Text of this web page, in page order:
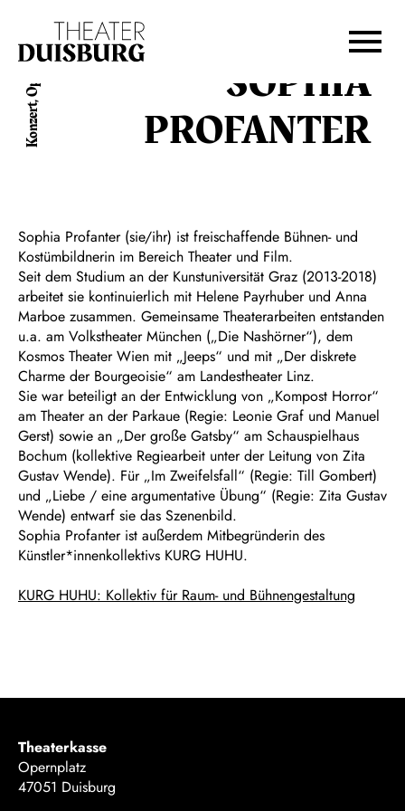
Zur Hauptnavigation springen
Zum Footer springen
Konzert, Oper SOPHIA
PROFANTER
Sophia Profanter (sie/ihr) ist freischaffende Bühnen- und
Kostümbildnerin im Bereich Theater und Film.
Seit dem Studium an der Kunstuniversität Graz (2013-2018)
arbeitet sie kontinuierlich mit Helene Payrhuber und Anna
Marboe zusammen. Gemeinsame Theaterarbeiten entstanden
u.a. am Volkstheater München („Die Nashörner“), dem
Kosmos Theater Wien mit „Jeeps“ und mit „Der diskrete
Charme der Bourgeoisie“ am Landestheater Linz.
Sie war beteiligt an der Entwicklung von „Kompost Horror“
am Theater an der Parkaue (Regie: Leonie Graf und Manuel
Gerst) sowie an „Der große Gatsby“ am Schauspielhaus
Bochum (kollektive Regiearbeit unter der Leitung von Zita
Gustav Wende). Für „Im Zweifelsfall“ (Regie: Till Gombert)
und „Liebe / eine argumentative Übung“ (Regie: Zita Gustav
Wende) entwarf sie das Szenenbild.
Sophia Profanter ist außerdem Mitbegründerin des
Künstler*innenkollektivs KURG HUHU.
KURG HUHU: Kollektiv für Raum- und Bühnengestaltung
Theaterkasse
Opernplatz
47051 Duisburg